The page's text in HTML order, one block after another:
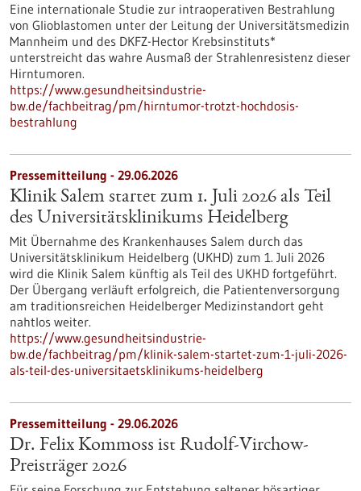
Eine internationale Studie zur intraoperativen Bestrahlung
von Glioblastomen unter der Leitung der Universitätsmedizin
Mannheim und des DKFZ-Hector Krebsinstituts*
unterstreicht das wahre Ausmaß der Strahlenresistenz dieser
Hirntumoren.
https://www.gesundheitsindustrie-
bw.de/fachbeitrag/pm/hirntumor-trotzt-hochdosis-
bestrahlung
Pressemitteilung - 29.06.2026
Klinik Salem startet zum 1. Juli 2026 als Teil
des Universitätsklinikums Heidelberg
Mit Übernahme des Krankenhauses Salem durch das
Universitätsklinikum Heidelberg (UKHD) zum 1. Juli 2026
wird die Klinik Salem künftig als Teil des UKHD fortgeführt.
Der Übergang verläuft erfolgreich, die Patientenversorgung
am traditionsreichen Heidelberger Medizinstandort geht
nahtlos weiter.
https://www.gesundheitsindustrie-
bw.de/fachbeitrag/pm/klinik-salem-startet-zum-1-juli-2026-
als-teil-des-universitaetsklinikums-heidelberg
Pressemitteilung - 29.06.2026
Dr. Felix Kommoss ist Rudolf-Virchow-
Preisträger 2026